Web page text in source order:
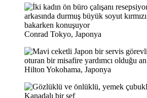
Conrad Tokyo, Japonya
Hilton Yokohama, Japonya